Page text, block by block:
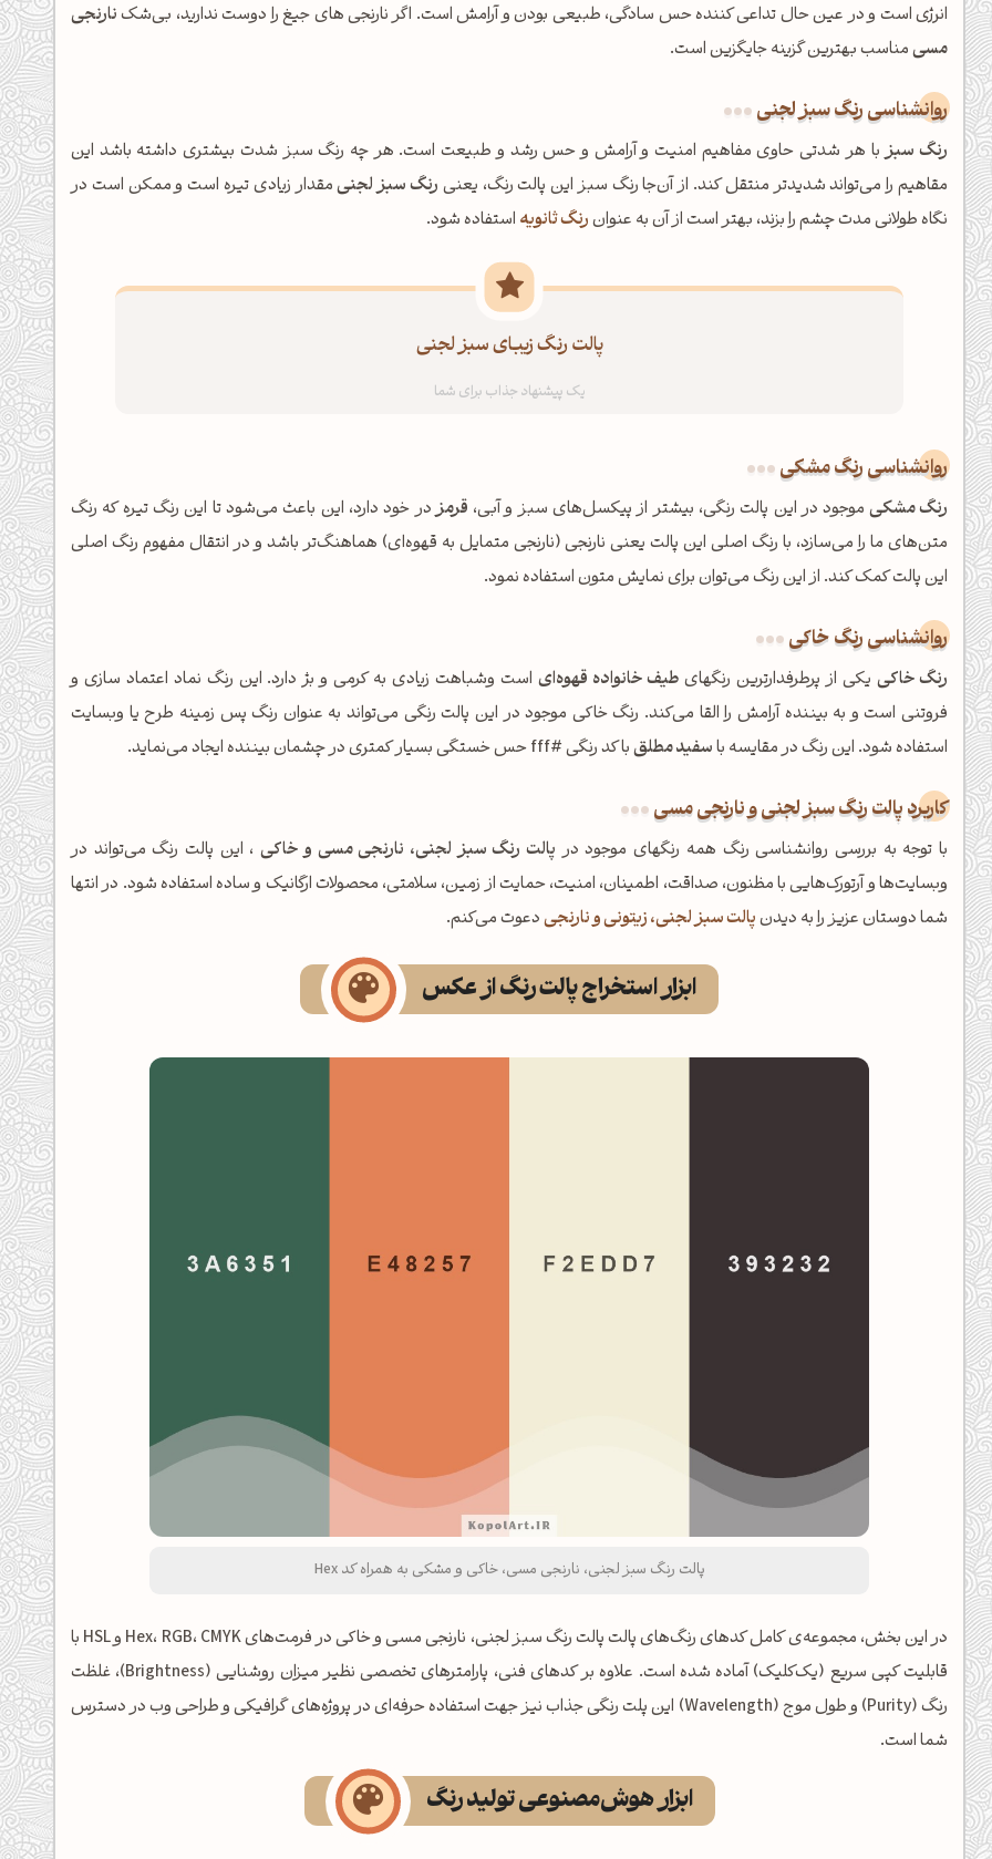
انرژی است و در عین حال تداعی کننده حس سادگی، طبیعی بودن و آرامش است. اگر نارنجی های جیغ را دوست ندارید، بی‌شکنارنجی
مسیمناسب بهترین گزینه جایگزین است.
روانشناسی رنگ سبز لجنی
رنگ سبزبا هر شدتی حاوی مفاهیم امنیت و آرامش و حس رشد و طبیعت است. هر چه رنگ سبز شدت بیشتری داشته باشد این
مقاهیم را می‌تواند شدیدتر منتقل کند. از آن‌جا رنگ سبز این پالت رنگ، یعنیرنگ سبز لجنیمقدار زیادی تیره است و ممکن است در
نگاه طولانی مدت چشم را بزند، بهتر است از آن به عنوانرنگ ثانویهاستفاده شود.
پالت رنگ زیبای سبز لجنی
روانشناسی رنگ مشکی
رنگ مشکیموجود در این پالت رنگی، بیشتر از پیکسل‌های سبز و آبی، قرمزدر خود دارد، این باعث می‌شود تا این رنگ تیره که رنگ
متن‌های ما را می‌سازد، با رنگ اصلی این پالت یعنی نارنجی (نارنجی متمایل به قهوه‌ای) هماهنگ‌تر باشد و در انتقال مفهوم رنگ اصلی
این پالت کمک کند. از این رنگ می‌توان برای نمایش متون استفاده نمود.
روانشناسی رنگ خاکی
رنگ خاکییکی از پرطرفدارترین رنگهایطیف خانواده قهوه‌ای است وشباهت زیادی به کرمی و بژ دارد. این رنگ نماد اعتماد سازی و
فروتنی است و به بیننده آرامش را القا می‌کند. رنگ خاکی موجود در این پالت رنگی می‌تواند به عنوان رنگ پس زمینه طرح یا وبسایت
استفاده شود. این رنگ در مقایسه باسفید مطلقبا کد رنگی #fff حس خستگی بسیار کمتری در چشمان بیننده ایجاد می‌نماید.
کاربرد پالت رنگ سبز لجنی و نارنجی مسی
با توجه به بررسی روانشناسی رنگ همه رنگهای موجود در پالت رنگ سبز لجنی، نارنجی مسی و خاکی، این پالت رنگ می‌تواند در
وبسایت‌ها و آرتورک‌هایی با مظنون، صداقت، اطمینان، امنیت، حمایت از زمین، سلامتی، محصولات ارگانیک و ساده استفاده شود. در انتها
شما دوستان عزیز را به دیدنپالت سبز لجنی، زیتونی و نارنجیدعوت می‌کنم.
ابزار استخراج پالت رنگ از عکس
پالت رنگ سبز لجنی، نارنجی مسی، خاکی و مشکی به همراه کد Hex
در این بخش، مجموعه‌ی کامل کدهای رنگ‌های پالت پالت رنگ سبز لجنی، نارنجی مسی و خاکی در فرمت‌های Hex، RGB، CMYK و HSL با
قابلیت کپی سریع (یک‌کلیک) آماده شده است. علاوه بر کدهای فنی، پارامترهای تخصصی نظیر میزان روشنایی (Brightness)، غلظت
رنگ (Purity) و طول موج (Wavelength) این پلت رنگی جذاب نیز جهت استفاده حرفه‌ای در پروژه‌های گرافیکی و طراحی وب در دسترس
شما است.
ابزار هوش‌مصنوعی تولید رنگ
شبت بخیر❤️